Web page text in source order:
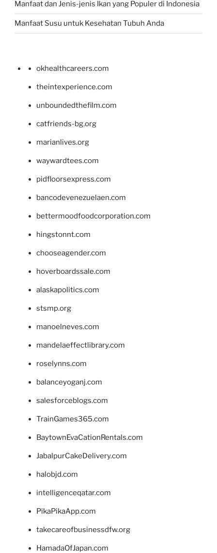
Manfaat dan Jenis-jenis Ikan yang Populer di Indonesia
Manfaat Susu untuk Kesehatan Tubuh Anda
okhealthcareers.com
theintexperience.com
unboundedthefilm.com
catfriends-bg.org
marianlives.org
waywardtees.com
pidfloorsexpress.com
bancodevenezuelaen.com
bettermoodfoodcorporation.com
hingstonnt.com
chooseagender.com
hoverboardssale.com
alaskapolitics.com
stsmp.org
manoelneves.com
mandelaeffectlibrary.com
roselynns.com
balanceyoganj.com
salesforceblogs.com
TrainGames365.com
BaytownEvaCationRentals.com
JabalpurCakeDelivery.com
halobjd.com
intelligenceqatar.com
PikaPikaApp.com
takecareofbusinessdfw.org
HamadaOfJapan.com